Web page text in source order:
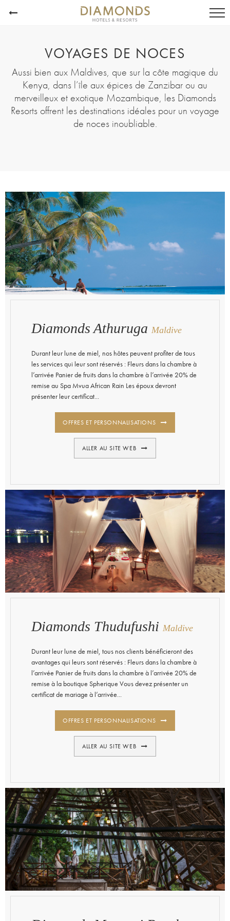
VOYAGES DE NOCES
Aussi bien aux Maldives, que sur la côte magique du
Kenya, dans l’île aux épices de Zanzibar ou au
merveilleux et exotique Mozambique, les Diamonds
Resorts offrent les destinations idéales pour un voyage
de noces inoubliable.
Diamonds Athuruga Maldive
Durant leur lune de miel, nos hôtes peuvent profiter de tous
les services qui leur sont réservés : Fleurs dans la chambre à
l’arrivée Panier de fruits dans la chambre à l’arrivée 20% de
remise au Spa Mvua African Rain Les époux devront
présenter leur certificat...
OFFRES ET PERSONNALISATIONS
ALLER AU SITE WEB
Diamonds Thudufushi Maldive
Durant leur lune de miel, tous nos clients bénéficieront des
avantages qui leurs sont réservés : Fleurs dans la chambre à
l’arrivée Panier de fruits dans la chambre à l’arrivée 20% de
remise à la boutique Spherique Vous devez présenter un
certificat de mariage à l’arrivée...
OFFRES ET PERSONNALISATIONS
ALLER AU SITE WEB